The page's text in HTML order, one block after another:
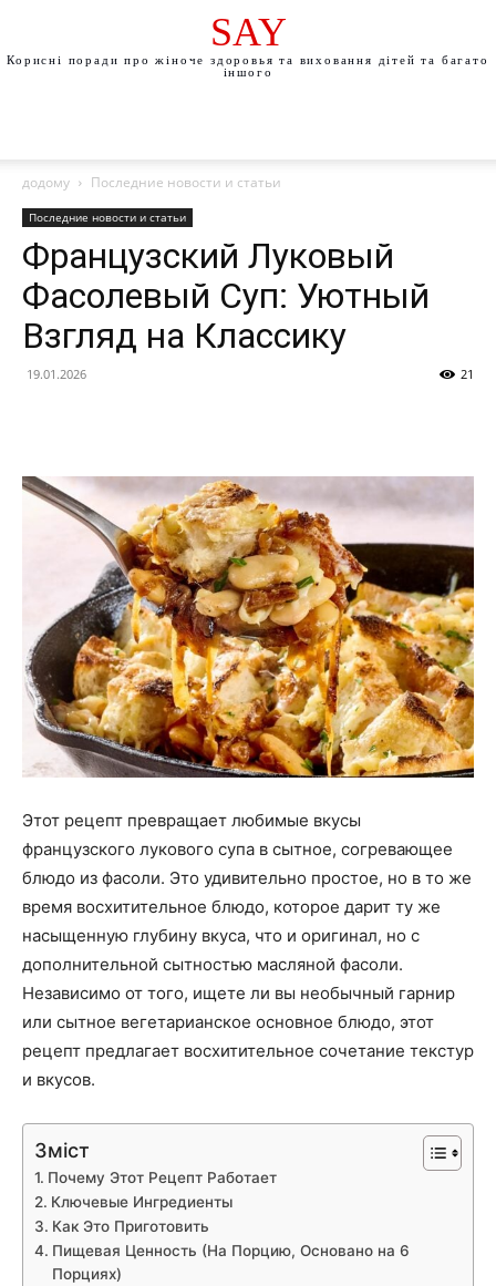
SAY
Корисні поради про жіноче здоровья та виховання дітей та багато
іншого
додому Последние новости и статьи
Последние новости и статьи
Французский Луковый
Фасолевый Суп: Уютный
Взгляд на Классику
19.01.2026 21
Этот рецепт превращает любимые вкусы
французского лукового супа в сытное, согревающее
блюдо из фасоли. Это удивительно простое, но в то же
время восхитительное блюдо, которое дарит ту же
насыщенную глубину вкуса, что и оригинал, но с
дополнительной сытностью масляной фасоли.
Независимо от того, ищете ли вы необычный гарнир
или сытное вегетарианское основное блюдо, этот
рецепт предлагает восхитительное сочетание текстур
и вкусов.
Зміст
Почему Этот Рецепт Работает
Ключевые Ингредиенты
Как Это Приготовить
Пищевая Ценность (На Порцию, Основано на 6
Порциях)